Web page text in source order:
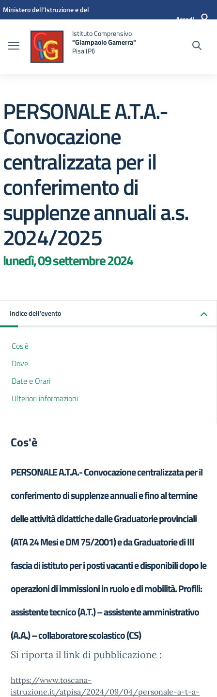
Vai ai contenuti
Vai al menu di navigazione
Vai al footer
Ministero dell'Istruzione e del
Accedi
Istituto Comprensivo
"Giampaolo Gamerra"
Pisa (PI)
PERSONALE A.T.A.-
Convocazione
centralizzata per il
conferimento di
supplenze annuali a.s.
2024/2025
lunedì, 09 settembre 2024
Indice dell'evento
Cos'è
Dove
Date e Orari
Ulteriori informazioni
Cos'è
PERSONALE A.T.A.- Convocazione centralizzata per il
conferimento di supplenze annuali e fino al termine
delle attività didattiche dalle Graduatorie provinciali
(ATA 24 Mesi e DM 75/2001) e da Graduatorie di III
fascia di istituto per i posti vacanti e disponibili dopo le
operazioni di immissioni in ruolo e di mobilità. Profili:
assistente tecnico (A.T.) – assistente amministrativo
(A.A.) – collaboratore scolastico (CS)
Si riporta il link di pubblicazione :
https://www.toscana-
istruzione.it/atpisa/2024/09/04/personale-a-t-a-